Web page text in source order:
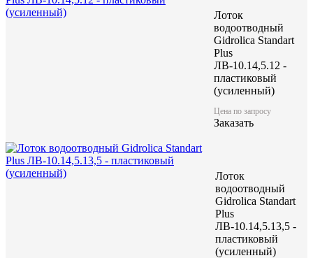
Лоток
водоотводный
Gidrolica Standart
Plus
ЛВ-10.14,5.12 -
пластиковый
(усиленный)
Цена по запросу
Заказать
Лоток
водоотводный
Gidrolica Standart
Plus
ЛВ-10.14,5.13,5 -
пластиковый
(усиленный)